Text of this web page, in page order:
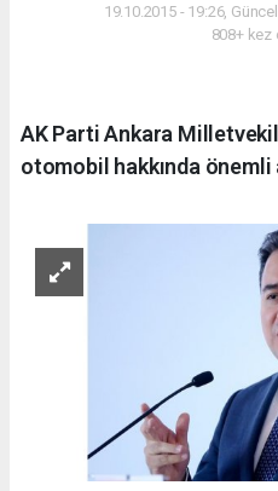
19.10.2015 - 19:26,
808+ kez
AK Parti Ankara
otomobil hakkında önemli